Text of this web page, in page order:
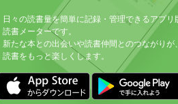
日々の読書量を簡単に記録・管理できるアプリ
読書メーターです。
新たな本との出会いや読書仲間とのつながりが
読書をもっと楽しくします。